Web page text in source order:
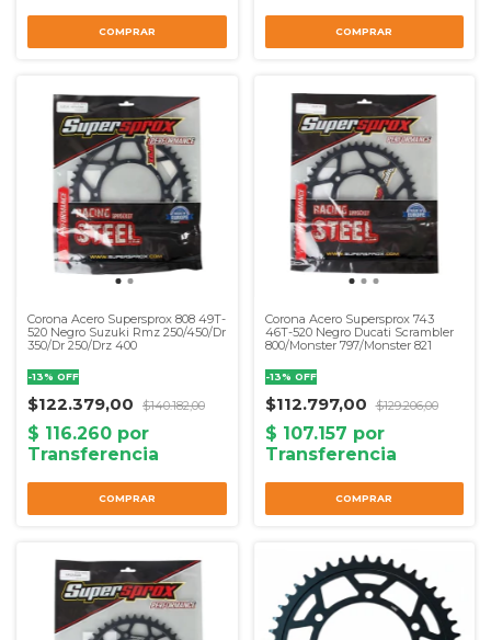
Corona Acero Supersprox 808 49T-
520 Negro Suzuki Rmz 250/450/Dr
350/Dr 250/Drz 400
-13% OFF
$122.379,00 $140.182,00
Corona Acero Supersprox 743
46T-520 Negro Ducati Scrambler
800/Monster 797/Monster 821
-13% OFF
$112.797,00 $129.206,00